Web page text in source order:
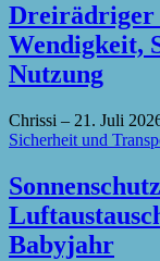
Dreirädriger
Wendigkeit,
Nutzung
Chrissi – 21. Juli
Sicherheit und
Babyjahr